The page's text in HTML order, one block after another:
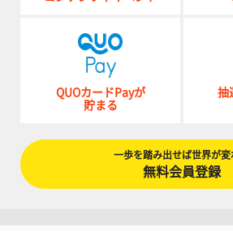
QUOカードPayが
貯まる
抽
一歩を踏み出せば世界が変
無料会員登録